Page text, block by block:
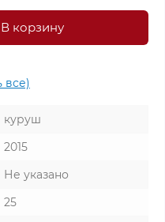
В корзину
все)
куруш
2015
Не указано
25